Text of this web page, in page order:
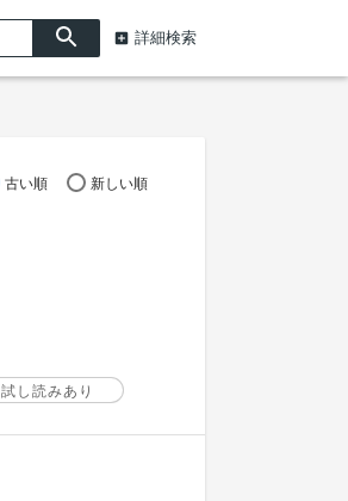
詳細検索
古い順 新しい順
試し読みあり